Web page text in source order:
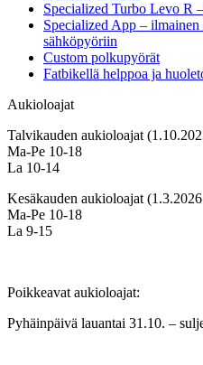
Specialized Turbo Levo R
Specialized App –
sähköpyöriin
Custom polkupyörät
Fatbikellä helppoa ja
Aukioloajat
Talvikauden aukioloajat
Ma-Pe 10-18
La 10-14
Kesäkauden aukioloajat
Ma-Pe 10-18
La 9-15
Poikkeavat aukioloajat:
Pyhäinpäivä lauantai 31.10. –